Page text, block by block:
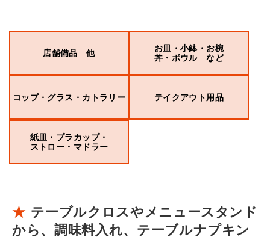
店舗備品 他
お皿・小鉢・お椀
丼・ボウル など
コップ・グラス・カトラリー テイクアウト用品
紙皿・プラカップ・
ストロー・マドラー
テーブルクロスやメニュースタンド
から、調味料入れ、テーブルナプキン